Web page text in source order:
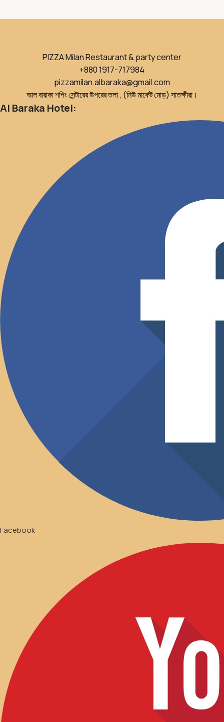
PIZZA Milan Restaurant & party center
+880 1917-717984
pizzamilan.albaraka@gmail.com
আল বারাকা শপিং সেন্টারের উপরের তলা , (নিউ মার্কেট মোড়) সাতক্ষীরা।
Al Baraka Hotel:
Facebook